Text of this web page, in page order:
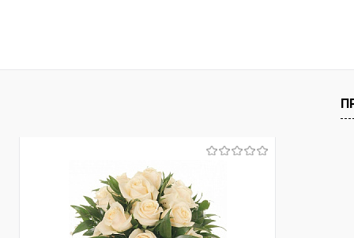
Купить в 1 клик
Сравнение
Купить в 1
В